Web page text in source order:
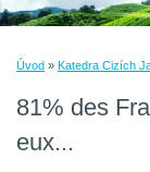
Úvod » Katedra Cizích
81% des
eux...